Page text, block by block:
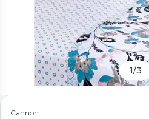
1/3
Cannon